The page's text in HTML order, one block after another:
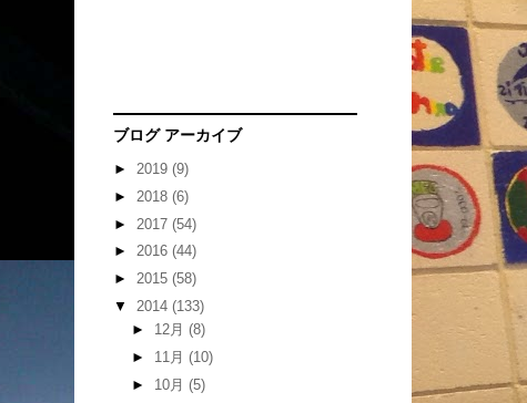
ブログ アーカイブ
► 2019 (9)
► 2018 (6)
► 2017 (54)
► 2016 (44)
► 2015 (58)
▼ 2014 (133)
► 12月 (8)
► 11月 (10)
► 10月 (5)